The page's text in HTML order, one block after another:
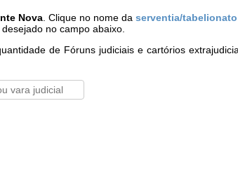
Nova . Clique no nome daserventia/tabelionato
no campo abaixo.
de Fóruns judiciais e cartórios